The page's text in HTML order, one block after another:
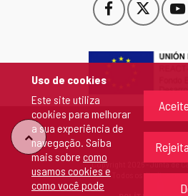
Uso de cookies
Este site utiliza
cookies para melhorar
a sua experiência de
navegação. Saiba
mais sobre como
usamos cookies e
como você pode
Facebook
Este
enlace
abrirá
nueva.
Este
enlace
abrirá
ventana
nueva.
"Voltar
ao
Copyright 2026 - Junta de
Todos os direitos